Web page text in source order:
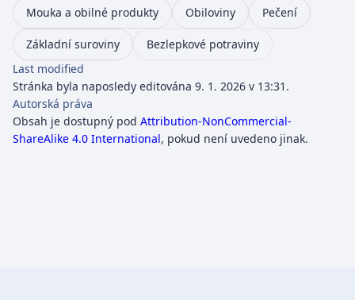
Mouka a obilné produkty Obiloviny Pečení
Základní suroviny
Bezlepkové potraviny
Last modified
Stránka byla naposledy editována 9. 1. 2026 v 13:31.
Autorská práva
Obsah je dostupný pod Attribution-NonCommercial-
ShareAlike 4.0 International, pokud není uvedeno jinak.